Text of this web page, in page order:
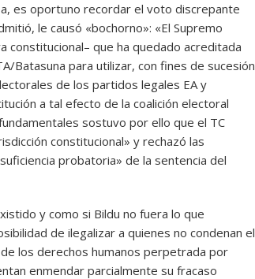
es oportuno recordar el voto discrepante
le causó «bochorno»: «El Supremo
constitucional– que ha quedado acreditada
Batasuna para utilizar, con fines de sucesión
de los partidos legales EA y
a tal efecto de la coalición electoral
sostuvo por ello que el TC
constitucional» y rechazó las
probatoria» de la sentencia del
y como si Bildu no fuera lo que
de ilegalizar a quienes no condenan el
los derechos humanos perpetrada por
enmendar parcialmente su fracaso